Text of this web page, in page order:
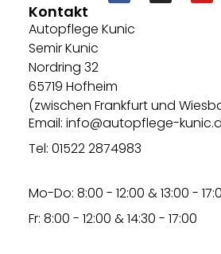
Kontakt
Autopflege Kunic
Semir Kunic
Nordring 32
65719 Hofheim
(zwischen Frankfurt und
Email: info@autopflege-
Tel: 01522 2874983
Mo-Do: 8:00 - 12:00 & 13:00 -
Fr: 8:00 - 12:00 & 14:30 - 17:00